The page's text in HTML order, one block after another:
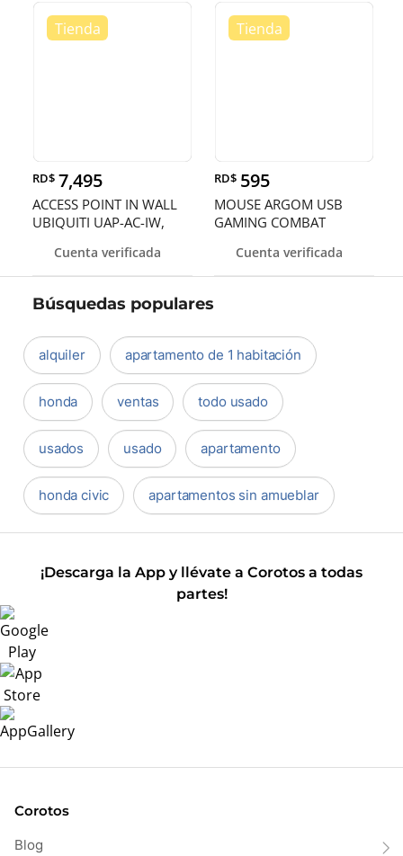
RD$ 7,495
ACCESS POINT IN WALL
UBIQUITI UAP-AC-IW,
5GHZ/867MBPS, 2
PUERTO
Cuenta verificada
RD$ 595
MOUSE ARGOM USB
GAMING COMBAT
DE ALTO NIVEL
Cuenta verificada
Búsquedas populares
alquiler apartamento de 1 habitación
honda ventas todo usado
usados usado apartamento
honda civic apartamentos sin amueblar
¡Descarga la App y llévate a Corotos a todas
partes!
Corotos
Blog